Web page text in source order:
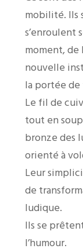
mobilité. Ils
s’enroulent
moment, de
nouvelle
la portée de
Le fil de
tout en
bronze des
orienté à
Leur
de
ludique.
Ils se
l’humour.